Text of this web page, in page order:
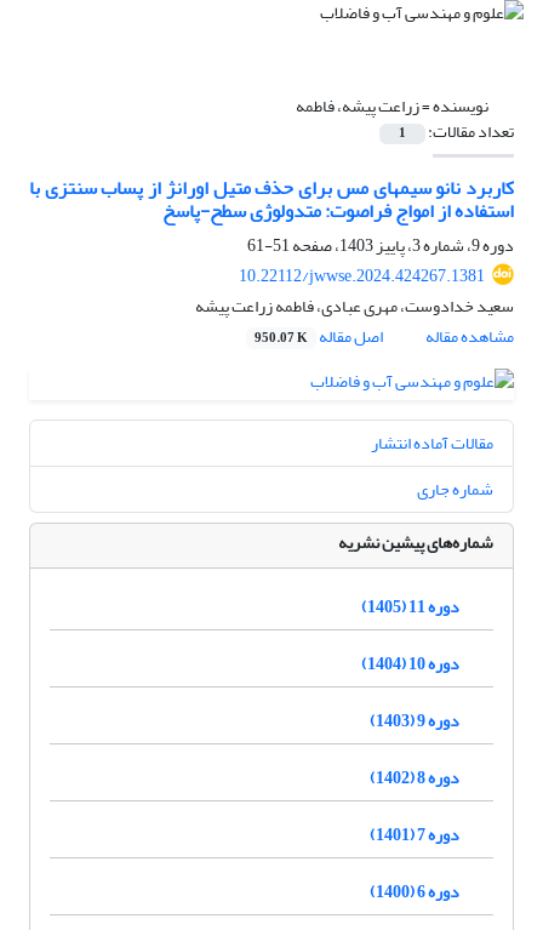
نویسنده =زراعت پیشه، فاطمه
تعداد مقالات: 1
کاربرد نانو سیمهای مس برای حذف‌ متیل اورانژ از پساب سنتزی با
استفاده از امواج فراصوت: متدولوژی سطح-پاسخ
دوره 9، شماره 3، پاییز 1403، صفحه
51-61
10.22112/jwwse.2024.424267.1381
سعید خدادوست، مهری عبادی، فاطمه زراعت پیشه
مشاهده مقاله
اصل مقاله 950.07 K
مقالات آماده انتشار
شماره جاری
شماره‌های پیشین نشریه
دوره 11 (1405)
دوره 10 (1404)
دوره 9 (1403)
دوره 8 (1402)
دوره 7 (1401)
دوره 6 (1400)